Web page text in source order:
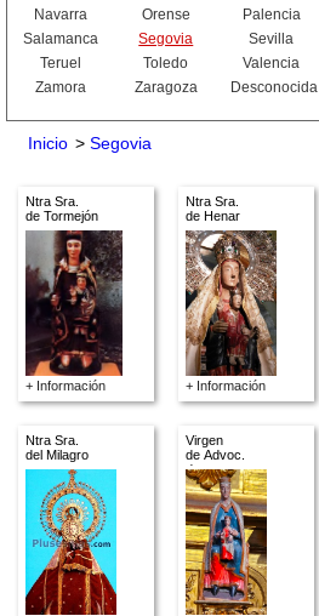
Navarra
Orense Palencia
Salamanca
Segovia Sevilla
Teruel
Toledo Valencia
Zamora
Zaragoza Desconocida
Inicio > Segovia
Ntra Sra.
de Tormejón
+ Información
Ntra Sra.
de Henar
+ Información
Ntra Sra.
del Milagro
Virgen
de Advoc.
descon.